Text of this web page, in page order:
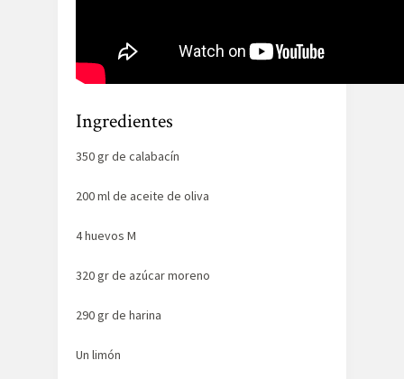
Ingredientes
350 gr de calabacín
200 ml de aceite de oliva
4 huevos M
320 gr de azúcar moreno
290 gr de harina
Un limón